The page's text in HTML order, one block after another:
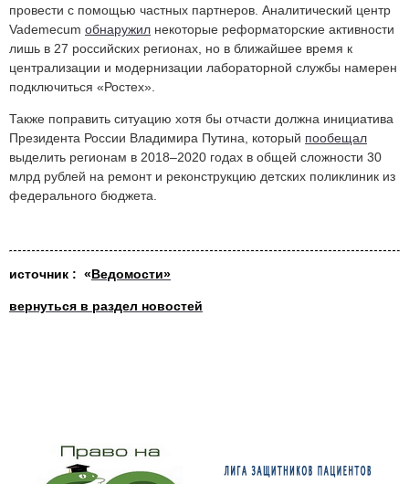
провести с помощью частных партнеров. Аналитический центр
Vademecum обнаружил некоторые реформаторские активности
лишь в 27 российских регионах, но в ближайшее время к
централизации и модернизации лабораторной службы намерен
подключиться «Ростех».
Также поправить ситуацию хотя бы отчасти должна инициатива
Президента России Владимира Путина, который пообещал
выделить регионам в 2018–2020 годах в общей сложности 30
млрд рублей на ремонт и реконструкцию детских поликлиник из
федерального бюджета.
источник : «Ведомости»
вернуться в раздел новостей